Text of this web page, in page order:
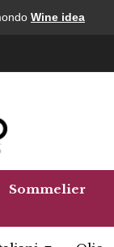
Wine idea
Sommelier